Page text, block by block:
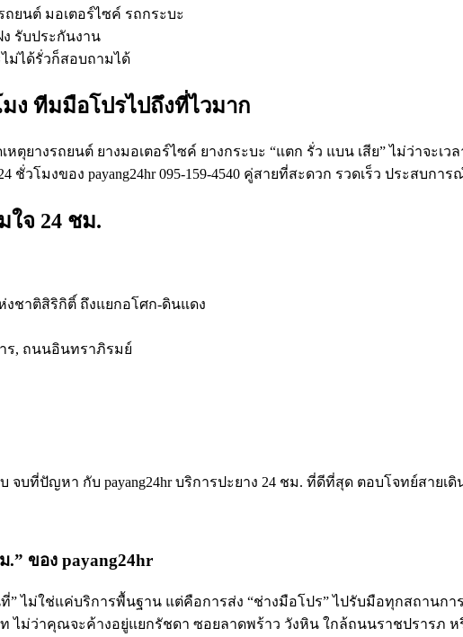
ยนต์ มอเตอร์ไซค์ รถกระบะ
ง รับประกันงาน
ม่ได้รั่วก็สอบถามได้
ง ทีมมือโปรไปถึงที่ไวมาก
ตุยางรถยนต์ ยางมอเตอร์ไซค์ ยางกระบะ “แตก รั่ว แบน เสีย” ไม่ว่าจะ
วโมงของ payang24hr 095-159-4540 คู่สายที่สะดวก รวดเร็ว ประสบการ
จ 24 ชม.
ชาติสิริกิติ์ ถึงแยกอโศก-ดินแดง
ร, ถนนอินทราภิรมย์
บที่ปัญหา กับ payang24hr บริการปะยาง 24 ชม. ที่ดีที่สุด ตอบโจทย์สายเ
.” ของ payang24hr
” ไม่ใช่แค่บริการพื้นฐาน แต่คือการส่ง “ช่างมือโปร” ไปรับมือทุกสถาน
ไม่ว่าคุณจะค้างอยู่แยกรัชดา ซอยลาดพร้าว วังหิน ใกล้ถนนราชปรารภ